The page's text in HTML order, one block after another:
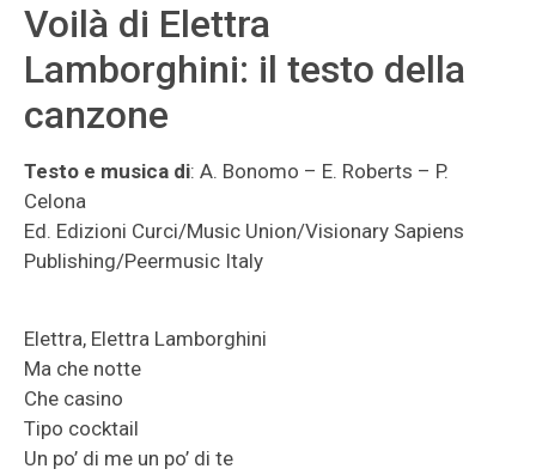
Voilà di Elettra
Lamborghini: il testo della
canzone
Testo e musica di: A. Bonomo – E. Roberts – P.
Celona
Ed. Edizioni Curci/Music Union/Visionary Sapiens
Publishing/Peermusic Italy
Elettra, Elettra Lamborghini
Ma che notte
Che casino
Tipo cocktail
Un po’ di me un po’ di te